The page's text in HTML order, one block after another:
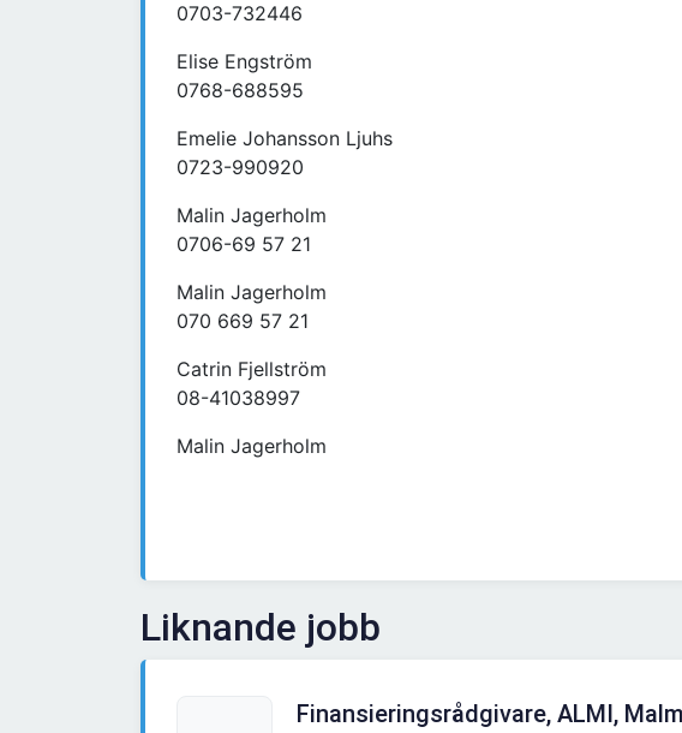
0703-732446
Elise Engström
0768-688595
Emelie Johansson Ljuhs
0723-990920
Malin Jagerholm
0706-69 57 21
Malin Jagerholm
070 669 57 21
Catrin Fjellström
08-41038997
Malin Jagerholm
Liknande jobb
Finansieringsrådgivare, ALMI,